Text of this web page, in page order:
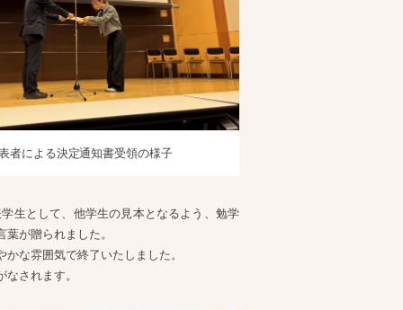
者による決定通知書受領の様子
生として、他学生の見本となるよう、勉学
が贈られました。
な雰囲気で終了いたしました。
されます。